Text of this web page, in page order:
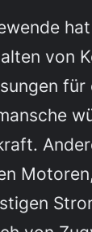
von
für